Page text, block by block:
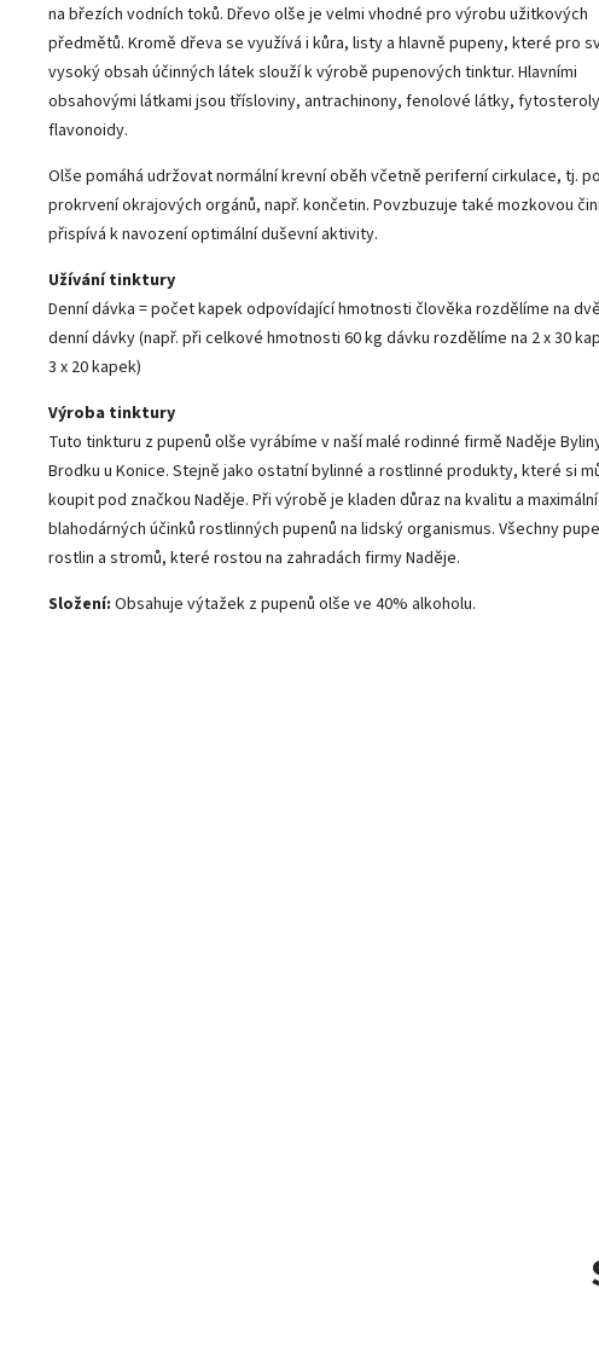
na březích vodních toků. Dřevo olše je velmi vhodné pro výrobu užitkových
předmětů. Kromě dřeva se využívá i kůra, listy a hlavně pupeny, které pro
vysoký obsah účinných látek slouží k výrobě pupenových tinktur. Hlavními
obsahovými látkami jsou třísloviny, antrachinony, fenolové látky,
flavonoidy.
Olše pomáhá udržovat normální krevní oběh včetně periferní cirkulace, tj.
prokrvení okrajových orgánů, např. končetin. Povzbuzuje také mozkovou
přispívá k navození optimální duševní aktivity.
Užívání tinktury
Denní dávka = počet kapek odpovídající hmotnosti člověka rozdělíme na
denní dávky (např. při celkové hmotnosti 60 kg dávku rozdělíme na 2 x 30
3 x 20 kapek)
Výroba tinktury
Tuto tinkturu z pupenů olše vyrábíme v naší malé rodinné firmě Naděje
Brodku u Konice. Stejně jako ostatní bylinné a rostlinné produkty, které si
koupit pod značkou Naděje. Při výrobě je kladen důraz na kvalitu a
blahodárných účinků rostlinných pupenů na lidský organismus. Všechny
rostlin a stromů, které rostou na zahradách firmy Naděje.
Složení: Obsahuje výtažek z pupenů olše ve 40% alkoholu.